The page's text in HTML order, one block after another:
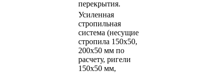
перекрытия.
Усиленная
стропильная
система (несущие
стропила 150х50,
200х50 мм по
расчету, ригели
150х50 мм,